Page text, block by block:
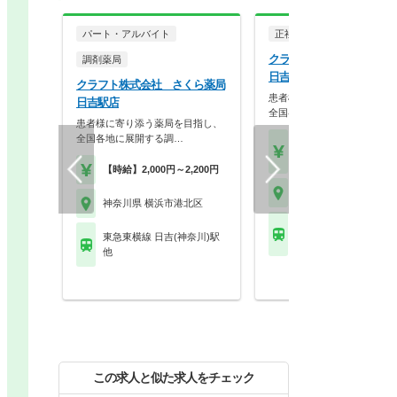
パート・アルバイト
調剤薬局
クラフト株式会社 さくら薬局
日吉駅店
患者様に寄り添う薬局を目指し、
全国各地に展開する調…
【時給】2,000円～2,200円
神奈川県 横浜市港北区
東急東横線 日吉(神奈川)駅
他
正社員
クラフト株式会社 さく
日吉駅店
患者様に寄り添う薬局を目
全国各地に展開する調…
この求人と似た求人をチェック